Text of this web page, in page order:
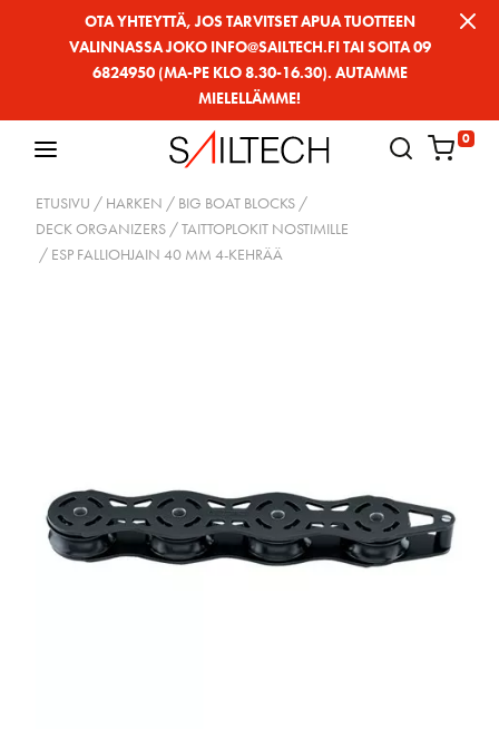
OTA YHTEYTTÄ, JOS TARVITSET APUA TUOTTEEN
VALINNASSA JOKO INFO@SAILTECH.FI TAI SOITA 09
6824950 (MA-PE KLO 8.30-16.30). AUTAMME
MIELELLÄMME!
0
ETUSIVU / HARKEN / BIG BOAT BLOCKS /
DECK ORGANIZERS / TAITTOPLOKIT NOSTIMILLE
/ ESP FALLIOHJAIN 40 MM 4-KEHRÄÄ